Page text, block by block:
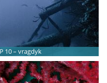
10 – vragdyk